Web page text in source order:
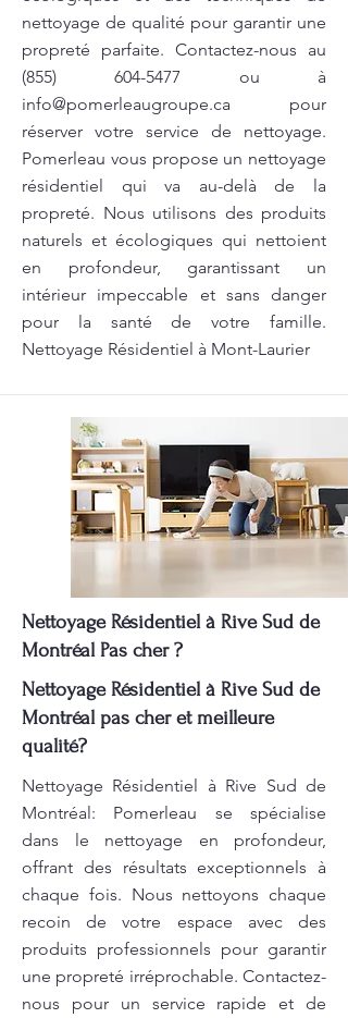
nettoyage de qualité pour garantir une
propreté parfaite. Contactez-nous au
(855) 604-5477 ou à
info@pomerleaugroupe.ca pour
réserver votre service de nettoyage.
Pomerleau vous propose un nettoyage
résidentiel qui va au-delà de la
propreté. Nous utilisons des produits
naturels et écologiques qui nettoient
en profondeur, garantissant un
intérieur impeccable et sans danger
pour la santé de votre famille.
Nettoyage Résidentiel à Mont-Laurier
Nettoyage Résidentiel à Rive Sud de
Montréal Pas cher ?
Nettoyage Résidentiel à Rive Sud de
Montréal pas cher et meilleure
qualité?
Nettoyage Résidentiel à Rive Sud de
Montréal: Pomerleau se spécialise
dans le nettoyage en profondeur,
offrant des résultats exceptionnels à
chaque fois. Nous nettoyons chaque
recoin de votre espace avec des
produits professionnels pour garantir
une propreté irréprochable. Contactez-
nous pour un service rapide et de